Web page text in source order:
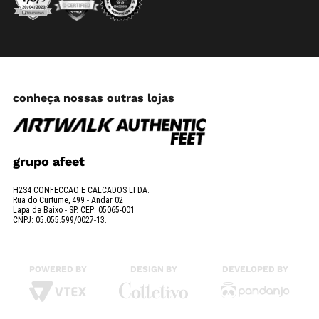
conheça nossas outras lojas
grupo afeet
H2S4 CONFECCAO E CALCADOS LTDA.
Rua do Curtume, 499 - Andar 02
Lapa de Baixo - SP. CEP: 05065-001
CNPJ: 05.055.599/0027-13.
POWERED BY DESIGN BY DEVELOPED BY